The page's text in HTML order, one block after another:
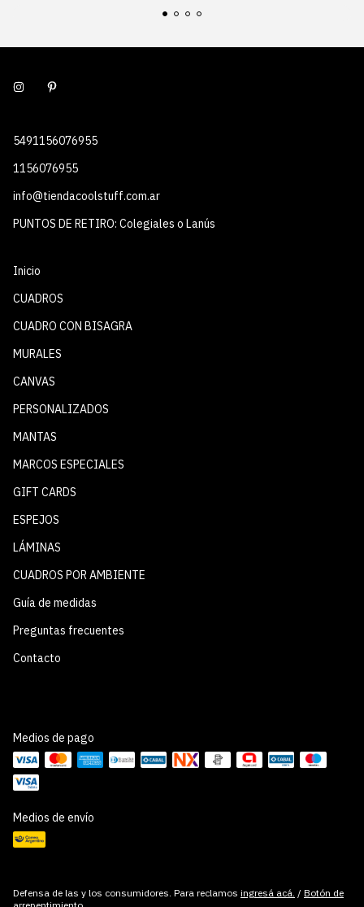
5491156076955
1156076955
info@tiendacoolstuff.com.ar
PUNTOS DE RETIRO: Colegiales o Lanús
Inicio
CUADROS
CUADRO CON BISAGRA
MURALES
CANVAS
PERSONALIZADOS
MANTAS
MARCOS ESPECIALES
GIFT CARDS
ESPEJOS
LÁMINAS
CUADROS POR AMBIENTE
Guía de medidas
Preguntas frecuentes
Contacto
Medios de pago
Medios de envío
Defensa de las y los consumidores. Para reclamos ingresá acá. / Botón de